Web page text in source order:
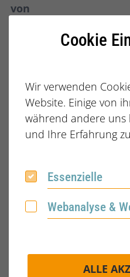
von
06.12.2021
von
Dateiname
Dateityp
Cookie
Wir verwenden
Website. Einige von
während andere uns
und Ihre Erfahrung
Essenzielle
Essenzielle
Webanalyse &
Webanalyse &
ALLE